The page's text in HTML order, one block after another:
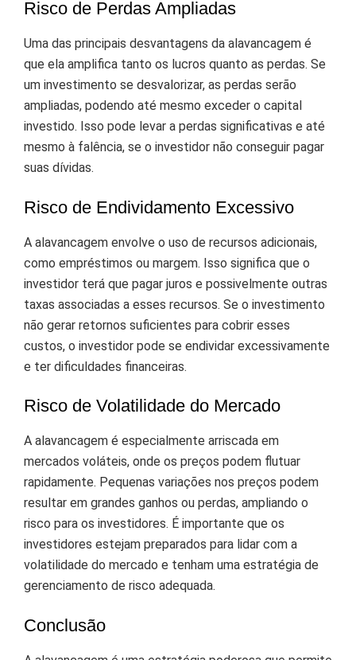
Risco de Perdas Ampliadas
Uma das principais desvantagens da alavancagem é
que ela amplifica tanto os lucros quanto as perdas. Se
um investimento se desvalorizar, as perdas serão
ampliadas, podendo até mesmo exceder o capital
investido. Isso pode levar a perdas significativas e até
mesmo à falência, se o investidor não conseguir pagar
suas dívidas.
Risco de Endividamento Excessivo
A alavancagem envolve o uso de recursos adicionais,
como empréstimos ou margem. Isso significa que o
investidor terá que pagar juros e possivelmente outras
taxas associadas a esses recursos. Se o investimento
não gerar retornos suficientes para cobrir esses
custos, o investidor pode se endividar excessivamente
e ter dificuldades financeiras.
Risco de Volatilidade do Mercado
A alavancagem é especialmente arriscada em
mercados voláteis, onde os preços podem flutuar
rapidamente. Pequenas variações nos preços podem
resultar em grandes ganhos ou perdas, ampliando o
risco para os investidores. É importante que os
investidores estejam preparados para lidar com a
volatilidade do mercado e tenham uma estratégia de
gerenciamento de risco adequada.
Conclusão